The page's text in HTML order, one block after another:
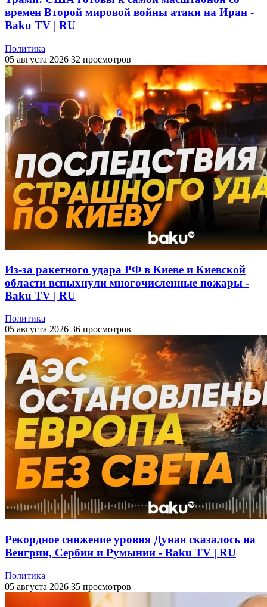
времен Второй мировой войны атаки на Иран -
Baku TV | RU
Политика
05 августа 2026 32 просмотров
Из-за ракетного удара РФ в Киеве и Киевской
области вспыхнули многочисленные пожары -
Baku TV | RU
Политика
05 августа 2026 36 просмотров
Рекордное снижение уровня Дуная сказалось на
Венгрии, Сербии и Румынии - Baku TV | RU
Политика
05 августа 2026 35 просмотров